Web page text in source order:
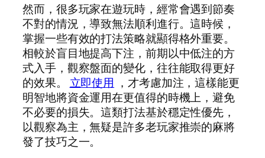
然而，很多玩家在遊玩時，經常會遇到節奏
不對的情況，導致無法順利進行。這時候，
掌握一些有效的打法策略就顯得格外重要。
相較於盲目地提高下注，前期以中低注的方
式入手，觀察盤面的變化，往往能取得更好
的效果。 立即使用 ，才考慮加注，這樣能更
明智地將資金運用在更值得的時機上，避免
不必要的損失。這類打法基於穩定性優先，
以觀察為主，無疑是許多老玩家推崇的麻將
發了技巧之一。